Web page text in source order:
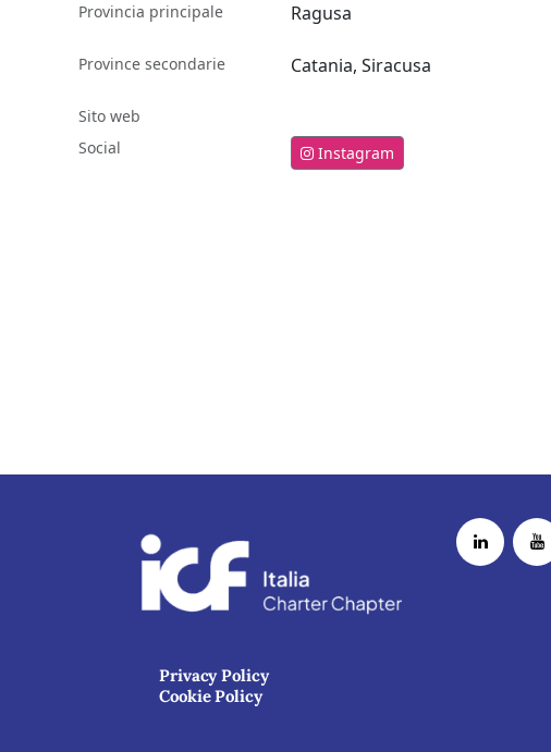
Provincia principale Ragusa
Province secondarie Catania, Siracusa
Sito web
Social
Instagram
Privacy Policy
Cookie Policy